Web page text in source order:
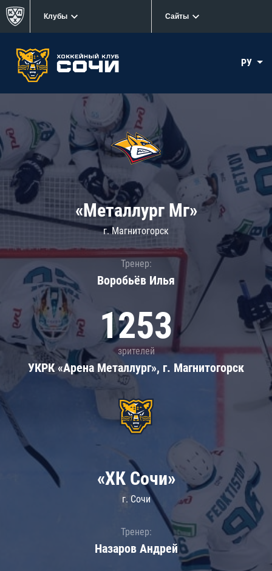
Клубы Сайты
РУ
«Металлург Мг»
г. Магнитогорск
Тренер:
Воробьёв Илья
1253
зрителей
УКРК «Арена Металлург», г. Магнитогорск
«ХК Сочи»
г. Сочи
Тренер:
Назаров Андрей